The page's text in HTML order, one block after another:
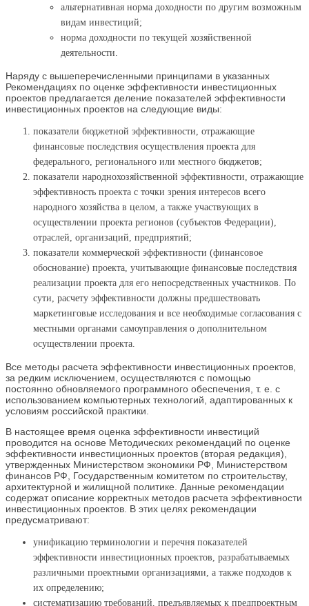
альтернативная норма доходности по другим возможным
видам инвестиций;
норма доходности по текущей хозяйственной
деятельности.
Наряду с вышеперечисленными принципами в указанных
Рекомендациях по оценке эффективности инвестиционных
проектов предлагается деление показателей эффективности
инвестиционных проектов на следующие виды:
показатели бюджетной эффективности, отражающие
финансовые последствия осуществления проекта для
федерального, регионального или местного бюджетов;
показатели народнохозяйственной эффективности, отражающие
эффективность проекта с точки зрения интересов всего
народного хозяйства в целом, а также участвующих в
осуществлении проекта регионов (субъектов Федерации),
отраслей, организаций, предприятий;
показатели коммерческой эффективности (финансовое
обоснование) проекта, учитывающие финансовые последствия
реализации проекта для его непосредственных участников. По
сути, расчету эффективности должны предшествовать
маркетинговые исследования и все необходимые согласования с
местными органами самоуправления о дополнительном
осуществлении проекта.
Все методы расчета эффективности инвестиционных проектов,
за редким исключением, осуществляются с помощью
постоянно обновляемого программного обеспечения, т. е. с
использованием компьютерных технологий, адаптированных к
условиям российской практики.
В настоящее время оценка эффективности инвестиций
проводится на основе Методических рекомендаций по оценке
эффективности инвестиционных проектов (вторая редакция),
утвержденных Министерством экономики РФ, Министерством
финансов РФ, Государственным комитетом по строительству,
архитектурной и жилищной политике. Данные рекомендации
содержат описание корректных методов расчета эффективности
инвестиционных проектов. В этих целях рекомендации
предусматривают:
унификацию терминологии и перечня показателей
эффективности инвестиционных проектов, разрабатываемых
различными проектными организациями, а также подходов к
их определению;
систематизацию требований, предъявляемых к предпроектным